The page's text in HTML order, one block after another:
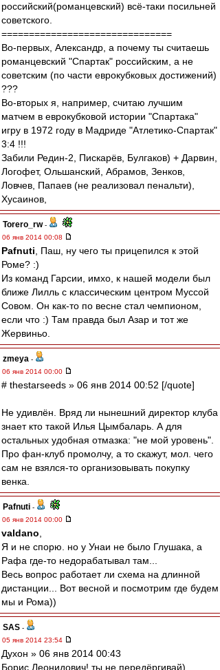
российский(романцевский) всё-таки посильней
советского.
===============================
Во-первых, Александр, а почему ты считаешь
романцевский "Спартак" российским, а не
советским (по части еврокубковых достижений)
???
Во-вторых я, например, считаю лучшим
матчем в еврокубковой истории "Спартака"
игру в 1972 году в Мадриде "Атлетико-Спартак"
3:4 !!!
Забили Редин-2, Пискарёв, Булгаков) + Дарвин,
Логофет, Ольшанский, Абрамов, Зенков,
Ловчев, Папаев (не реализовал пенальти),
Хусаинов,
Torero_rw-
06 янв 2014 00:08
Pafnuti , Паш, ну чего ты прицепился к этой
Роме? :)
Из команд Гарсии, имхо, к нашей модели был
ближе Лилль с классическим центром Муссой
Совом. Он как-то по весне стал чемпионом,
если что :) Там правда был Азар и тот же
Жервиньо.
zmeya -
06 янв 2014 00:00
# thestarseeds » 06 янв 2014 00:52 [/quote]
Не удивлён. Вряд ли нынешний директор клуба
знает кто такой Илья Цымбаларь. А для
остальных удобная отмазка: "не мой уровень".
Про фан-клуб промолчу, а то скажут, мол. чего
сам не взялся-то организовывать покупку
венка.
Pafnuti -
06 янв 2014 00:00
valdano
Я и не спорю. но у Унаи не было Глушака, а
Рафа где-то недорабатывал там...
Весь вопрос работает ли схема на длинной
дистанции... Вот весной и посмотрим где будем
мы и Рома))
SAS -
05 янв 2014 23:54
Духон » 06 янв 2014 00:43
Борис Леонидович! ты не передёргивай)